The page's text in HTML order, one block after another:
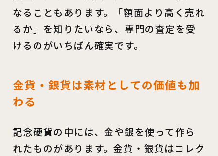
なることもあります。「額面より高く売れ
るか」を知りたいなら、専門の査定を受
けるのがいちばん確実です。
金貨・銀貨は素材としての価値も加
わる
記念硬貨の中には、金や銀を使って作ら
れたものがあります。金貨・銀貨はコレク